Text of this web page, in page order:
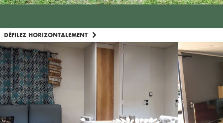
DÉFILEZ HORIZONTALEMENT